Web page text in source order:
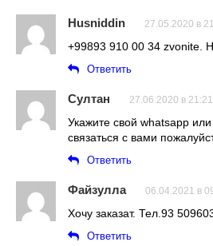
Husniddin 27.05.2020 в
+99893 910 00 34 zvonite.
Ответить
Султан 27.06.2020 в 21:21
Укажите свой whatsapp
связаться с вами
Ответить
Файзулла 06.04.2021 в
Хочу заказат. Тел.93
Ответить